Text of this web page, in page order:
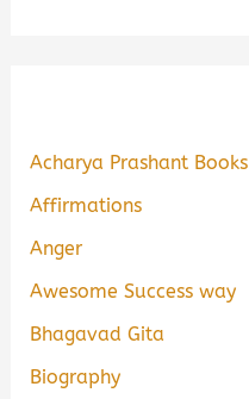
Acharya Prashant Books
Affirmations
Anger
Awesome Success way
Bhagavad Gita
Biography